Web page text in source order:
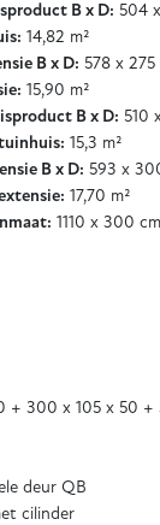
B x D: 504
14,82 m²
B x D: 578 x 275
15,90 m²
B x D: 510
15,3 m²
B x D: 593 x
17,70 m²
1110 x 300 cm
+ 300 x 105 x 50
deur QB
cilinder